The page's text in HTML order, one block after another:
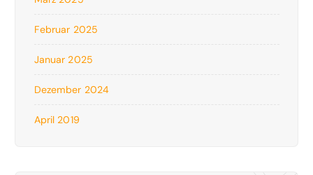
Februar 2025
Januar 2025
Dezember 2024
April 2019